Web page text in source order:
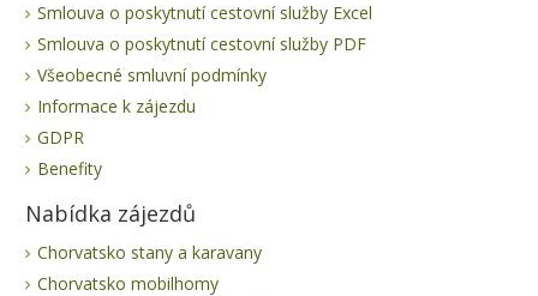
Smlouva o poskytnutí cestovní služby Excel
Smlouva o poskytnutí cestovní služby PDF
Všeobecné smluvní podmínky
Informace k zájezdu
GDPR
Benefity
Nabídka zájezdů
Chorvatsko stany a karavany
Chorvatsko mobilhomy